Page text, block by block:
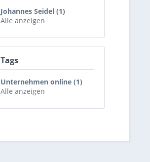
Johannes Seidel (1)
Alle anzeigen
Tags
Unternehmen online (1)
Alle anzeigen